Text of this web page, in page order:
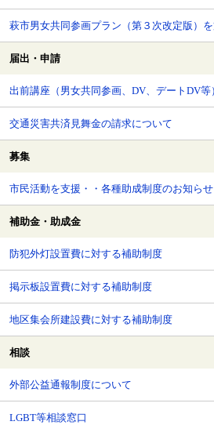
萩市男女共同参画プラン（第３次改定版）
届出・申請
出前講座（男女共同参画、DV、デートDV等
交通災害共済見舞金の請求について
募集
市民活動を支援・・各種助成制度のお知らせ
補助金・助成金
防犯外灯設置費に対する補助制度
掲示板設置費に対する補助制度
地区集会所建設費に対する補助制度
相談
外部公益通報制度について
LGBT等相談窓口